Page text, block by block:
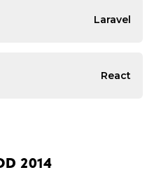
Laravel
React
2014